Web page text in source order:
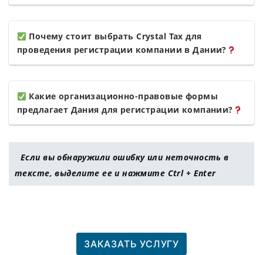
Почему стоит выбрать Crystal Tax для
проведения регистрации компании в Дании?
Какие организационно-правовые формы
предлагает Дания для регистрации компании?
Если вы обнаружили ошибку или неточность в
тексте, выделите ее и нажмите Ctrl + Enter
ЗАКАЗАТЬ УСЛУГУ